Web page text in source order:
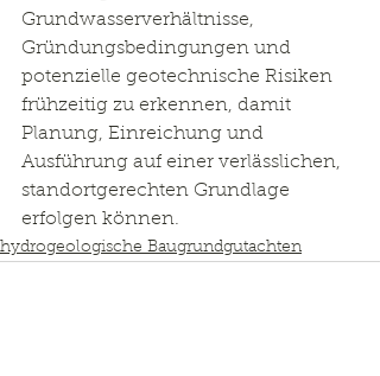
Grundwasserverhältnisse,
Gründungsbedingungen und
potenzielle geotechnische Risiken
frühzeitig zu erkennen, damit
Planung, Einreichung und
Ausführung auf einer verlässlichen,
standortgerechten Grundlage
erfolgen können.
hydrogeologische Baugrundgutachten